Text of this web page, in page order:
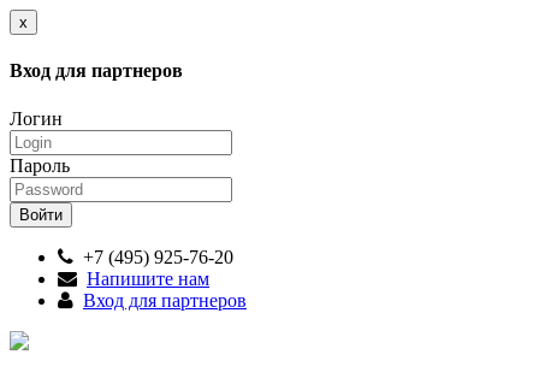
x
Вход для партнеров
Логин
Пароль
+7 (495) 925-76-20
Напишите нам
Вход для партнеров